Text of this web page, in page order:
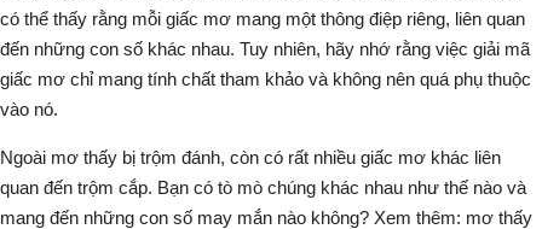
có thể thấy rằng mỗi giấc mơ mang một thông điệp riêng, liên quan
đến những con số khác nhau. Tuy nhiên, hãy nhớ rằng việc giải mã
giấc mơ chỉ mang tính chất tham khảo và không nên quá phụ thuộc
vào nó.
Ngoài mơ thấy bị trộm đánh, còn có rất nhiều giấc mơ khác liên
quan đến trộm cắp. Bạn có tò mò chúng khác nhau như thế nào và
mang đến những con số may mắn nào không? Xem thêm: mơ thấy